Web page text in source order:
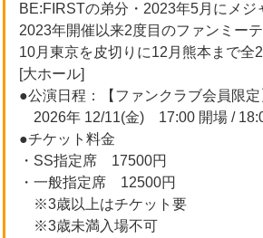
BE:FIRSTの弟分・2023年5月にメジ
2023年開催以来2度目のファンミー
10月東京を皮切りに12月熊本まで全
[大ホール]
●公演日程：【ファンクラブ会員限定
2026年 12/11(金) 17:00 開場 /
●チケット料金
・SS指定席 17500円
・一般指定席 12500円
※3歳以上はチケット要
※3歳未満入場不可